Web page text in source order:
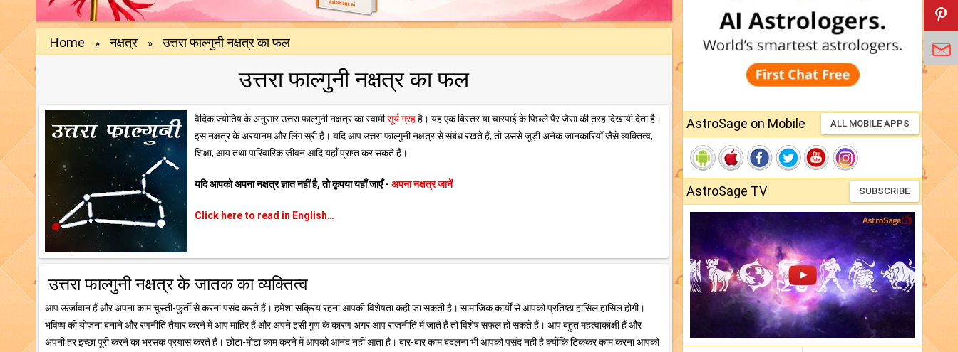
Home » नक्षत्र » उत्तरा फाल्गुनी नक्षत्र का फल
उत्तरा फाल्गुनी नक्षत्र का फल
वैदिक ज्योतिष के अनुसार उत्तरा फाल्गुनी नक्षत्र का स्वामीसूर्य ग्रहहै। यह एक बिस्तर या चारपाई के पिछले पैर जैसा की तरह दिखायी देता है।
इस नक्षत्र के अरयानम और लिंग स्री है। यदि आप उत्तरा फाल्गुनी नक्षत्र से संबंध रखते हैं, तो उससे जुड़ी अनेक जानकारियाँ जैसे व्यक्तित्व,
शिक्षा, आय तथा पारिवारिक जीवन आदि यहाँ प्राप्त कर सकते हैं।
यदि आपको अपना नक्षत्र ज्ञात नहीं है, तो कृपया यहाँ जाएँ - अपना नक्षत्र जानें
Click here to read in English…
उत्तरा फाल्गुनी नक्षत्र के जातक का व्यक्तित्व
आप ऊर्जावान हैं और अपना काम चुस्ती-फुर्ती से करना पसंद करते हैं। हमेशा सक्रिय रहना आपकी विशेषता कही जा सकती है। सामाजिक कार्यों से आपको प्रतिष्ठा हासिल हासिल होगी।
भविष्य की योजना बनाने और रणनीति तैयार करने में आप माहिर हैं और अपने इसी गुण के कारण अगर आप राजनीति में जाते हैं तो विशेष सफल हो सकते हैं। आप बहुत महत्वाकांक्षी हैं और
अपनी हर इच्छा पूरी करने का भरसक प्रयास करते हैं। छोटा-मोटा काम करने में आपको आनंद नहीं आता है। बार-बार काम बदलना भी आपको पसंद नहीं है क्योंकि टिककर काम करना आपको
AstroSage on Mobile ALL MOBILE APPS
AstroSage TV SUBSCRIBE